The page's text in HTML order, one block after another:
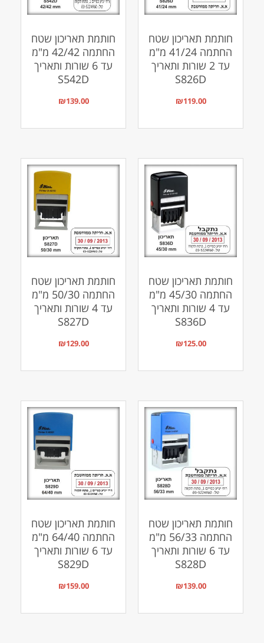
חותמת תאריכון שטח
החתמה 41/24 מ"מ
עד 2 שורות ותאריך
S826D
₪119.00
חותמת תאריכון שטח
החתמה 42/42 מ"מ
עד 6 שורות ותאריך
S542D
₪139.00
חותמת תאריכון שטח
החתמה 45/30 מ"מ
עד 4 שורות ותאריך
S836D
₪125.00
חותמת תאריכון שטח
החתמה 50/30 מ"מ
עד 4 שורות ותאריך
S827D
₪129.00
חותמת תאריכון שטח
החתמה 56/33 מ"מ
עד 6 שורות ותאריך
S828D
₪139.00
חותמת תאריכון שטח
החתמה 64/40 מ"מ
עד 6 שורות ותאריך
S829D
₪159.00